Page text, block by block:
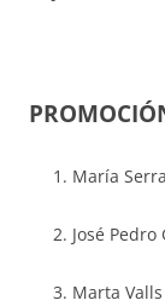
María
José
Marta